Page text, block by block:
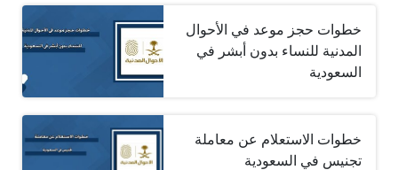
خطوات حجز موعد في الأحوال
المدنية للنساء بدون أبشر في
السعودية
خطوات الاستعلام عن معاملة
تجنيس في السعودية